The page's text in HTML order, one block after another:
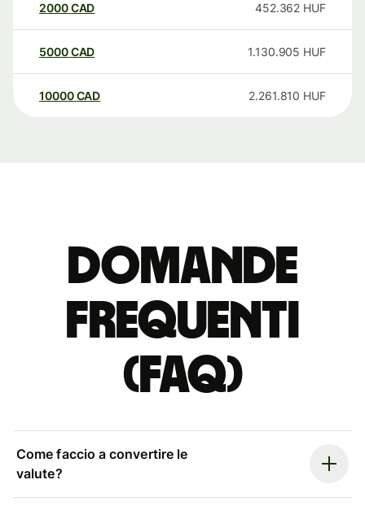
2000CAD 452.362 HUF
5000CAD 1.130.905 HUF
10000 CAD 2.261.810 HUF
Domande
Frequenti
(FAQ)
Come faccio a convertire le
valute?